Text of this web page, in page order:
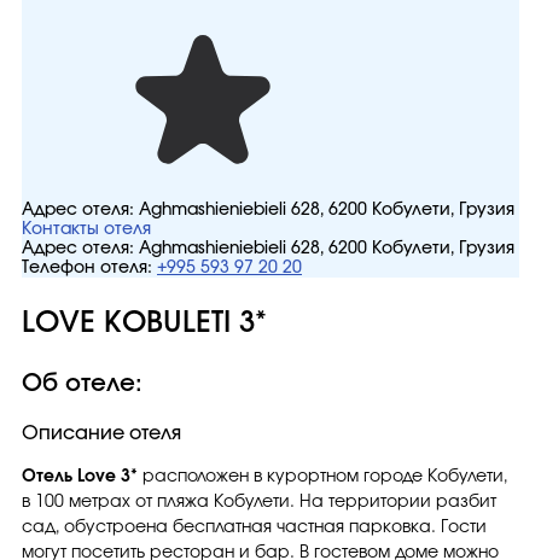
Адрес отеля: Aghmashieniebieli 628, 6200 Кобулети, Грузия
Контакты отеля
Адрес отеля: Aghmashieniebieli 628, 6200 Кобулети, Грузия
Телефон отеля: +995 593 97 20 20
LOVE KOBULETI 3*
Об отеле:
Описание отеля
Отель Love 3* расположен в курортном городе Кобулети,
в 100 метрах от пляжа Кобулети. На территории разбит
сад, обустроена бесплатная частная парковка. Гости
могут посетить ресторан и бар. В гостевом доме можно